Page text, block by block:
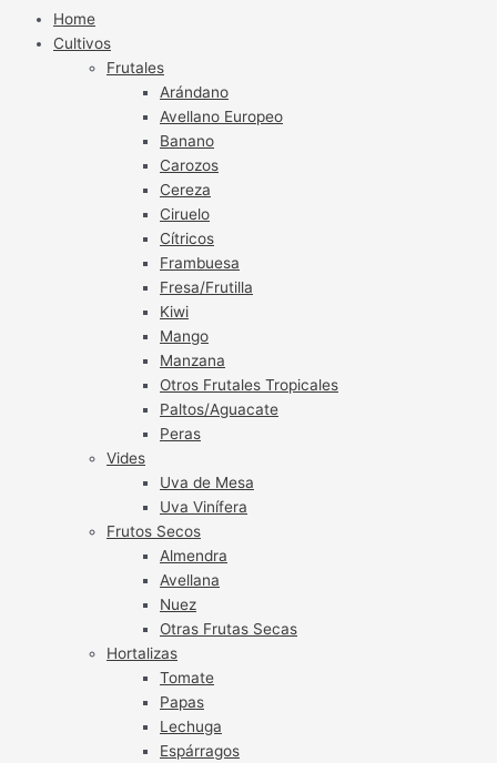
Home
Cultivos
Frutales
Arándano
Avellano Europeo
Banano
Carozos
Cereza
Ciruelo
Cítricos
Frambuesa
Fresa/Frutilla
Kiwi
Mango
Manzana
Otros Frutales Tropicales
Paltos/Aguacate
Peras
Vides
Uva de Mesa
Uva Vinífera
Frutos Secos
Almendra
Avellana
Nuez
Otras Frutas Secas
Hortalizas
Tomate
Papas
Lechuga
Espárragos